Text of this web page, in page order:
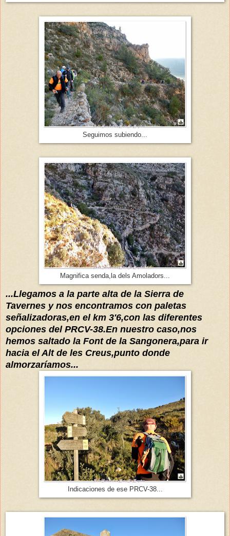
Seguimos subiendo...
Magnifica senda,la dels Amoladors...
...Llegamos a la parte alta de la Sierra de
Tavernes y nos encontramos con paletas
señalizadoras,en el km 3'6,con las diferentes
opciones del PRCV-38.En nuestro caso,nos
hemos saltado la Font de la Sangonera,para ir
hacia el Alt de les Creus,punto donde
almorzaríamos...
Indicaciones de ese PRCV-38...